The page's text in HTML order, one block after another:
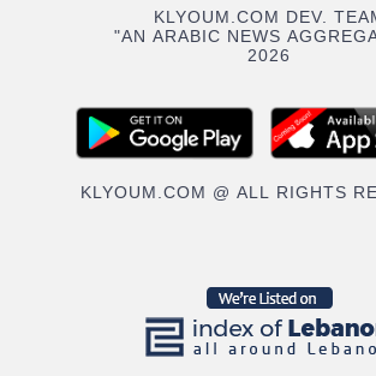
KLYOUM.COM DEV.
"AN ARABIC NEWS
2026
KLYOUM.COM @ ALL RIGHTS